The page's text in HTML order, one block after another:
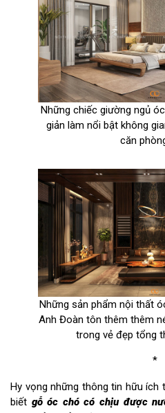
Những chiếc giường ngủ
giản làm nổi bật không
căn
Những sản phẩm nội thất
Anh Đoàn tôn thêm thêm
trong vẻ đẹp tổng
*
Hy vọng những thông tin hữu ích
biết gỗ óc chó có chịu được